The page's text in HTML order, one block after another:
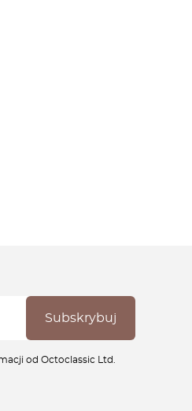
od Octoclassic Ltd.